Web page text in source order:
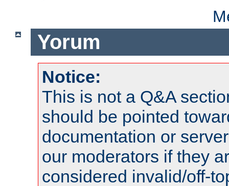
Yorum
Notice:
This is not a Q&A
should be pointed
documentation or
our moderators if they
considered invalid/off-